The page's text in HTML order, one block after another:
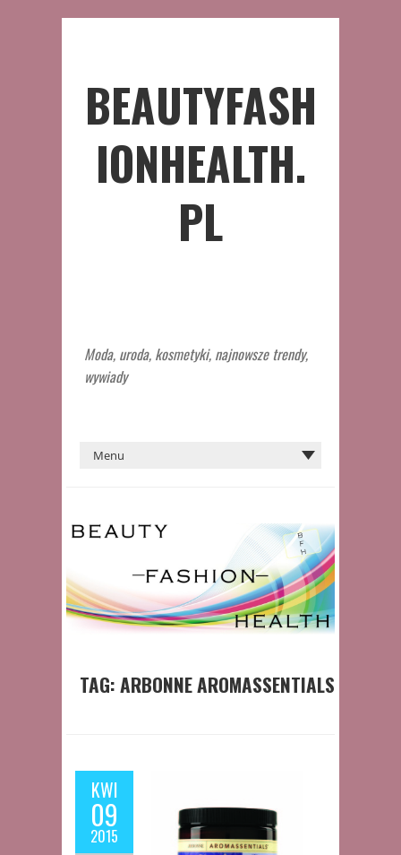
BEAUTYFASH
IONHEALTH.
PL
Moda, uroda, kosmetyki, najnowsze trendy,
wywiady
TAG:ARBONNE AROMASSENTIALS
KWI
09
2015